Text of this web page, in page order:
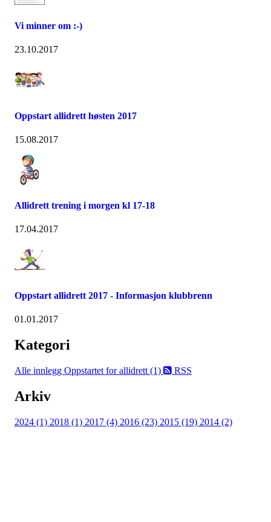
Vi minner om :-)
23.10.2017
Oppstart allidrett høsten 2017
15.08.2017
Allidrett trening i morgen kl 17-18
17.04.2017
Oppstart allidrett 2017 - Informasjon klubbrenn
01.01.2017
Kategori
Alle innlegg Oppstartet for allidrett (1) RSS
Arkiv
2024 (1) 2018 (1) 2017 (4) 2016 (23) 2015 (19) 2014 (2)